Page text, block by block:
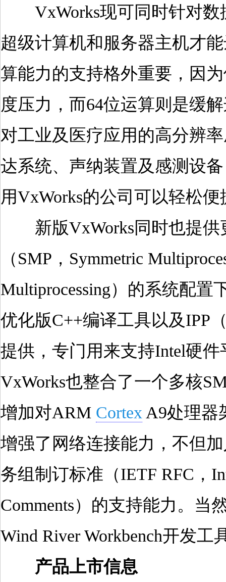
VxWorks现可同时针对数
超级计算机和服务器主机才
算能力的支持格外重要，因
度压力，而64位运算则是缓
对工业及医疗应用的高分辨
达系统、声纳装置及感测设
用VxWorks的公司可以轻松
新版VxWorks同时也提供
（SMP，Symmetric
Multiprocessing）的系统配
优化版C++编译工具以及IPP
提供，专门用来支持Intel硬
VxWorks也整合了一个多核
增加对ARM Cortex A9处理器
增强了网络连接能力，不但
务组制订标准（IETF RFC，
Comments）的支持能力。当
Wind River Workbench开发工
产品上市信息